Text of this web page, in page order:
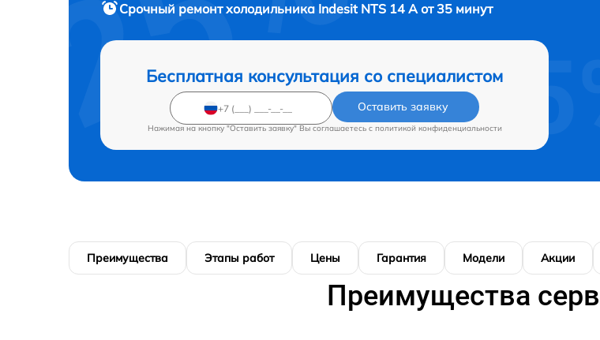
Срочный ремонтхолодильника Indesit NTS 14 A от 35 минут
Бесплатная консультация со специалистом
Оставить заявку
Нажимая на кнопку "Оставить заявку" Вы соглашаетесь c политикой конфиденциальности
Преимущества Этапы работ Цены Гарантия Модели Акции
Преимущества